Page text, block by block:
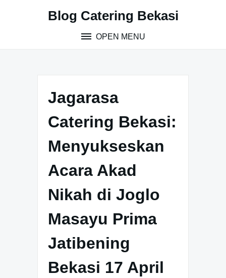
Blog Catering Bekasi
OPEN MENU
Jagarasa
Catering Bekasi:
Menyukseskan
Acara Akad
Nikah di Joglo
Masayu Prima
Jatibening
Bekasi 17 April